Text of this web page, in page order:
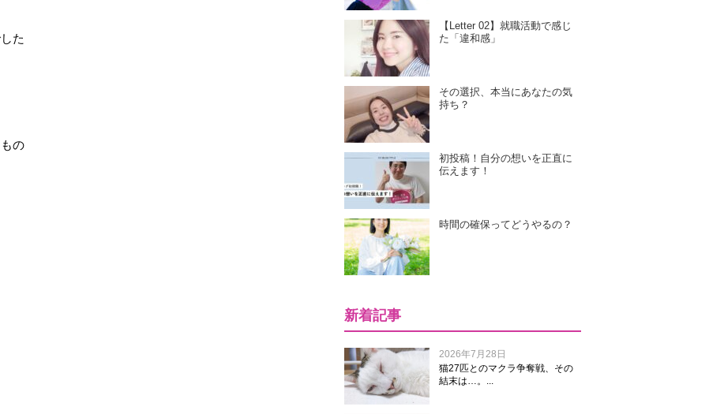
た
の
【Letter 02】就職活動で感じ
た「違和感」
その選択、本当にあなたの気
持ち？
初投稿！自分の想いを正直に
伝えます！
時間の確保ってどうやるの？
新着記事
2026年7月28日
猫27匹とのマクラ争奪戦、その
結末は…。...